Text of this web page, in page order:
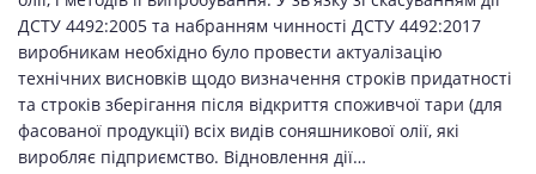
ДСТУ 4492:2005 та набранням чинності ДСТУ 4492:2017
виробникам необхідно було провести актуалізацію
технічних висновків щодо визначення строків придатності
та строків зберігання після відкриття споживчої тари (для
фасованої продукції) всіх видів соняшникової олії, які
виробляє підприємство. Відновлення дії…